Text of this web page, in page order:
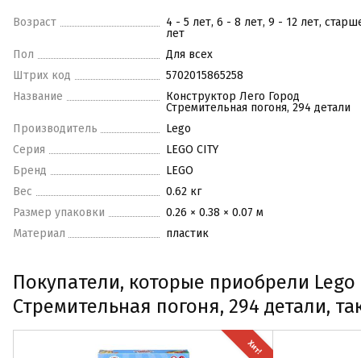
Возраст
4 - 5 лет, 6 - 8 лет, 9 - 12 лет,
лет
Пол
Для всех
Штрих код
5702015865258
Название
Конструктор Лего Город
Стремительная погоня, 294 детали
Производитель
Lego
Серия
LEGO CITY
Бренд
LEGO
Вес
0.62 кг
Размер упаковки
0.26 × 0.38 × 0.07 м
Материал
пластик
Покупатели, которые приобрели
Стремительная погоня, 294 детали,
Хит!